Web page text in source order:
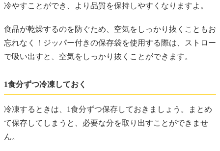
冷やすことができ、より品質を保持しやすくなりますよ。
食品が乾燥するのを防ぐため、空気をしっかり抜くこともお
忘れなく！ジッパー付きの保存袋を使用する際は、ストロー
で吸い出すと、空気をしっかり抜くことができます。
1食分ずつ冷凍しておく
冷凍するときは、1食分ずつ保存しておきましょう。まとめ
て保存してしまうと、必要な分を取り出すことができませ
ん。